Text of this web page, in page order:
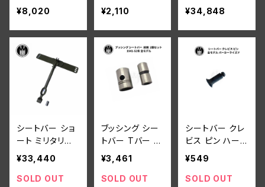
ー 1942-52年
軍用ショートTバ
ー用
¥8,020
ハーレー 1941-
52年 WLA WL
C
¥2,110
モデル ブラック
¥34,848
シートバー ショ
ート ミリタリー
用 ハーレーダビ
ッドソン WLA W
LC 全モデル対
¥33,440
SOLD OUT
ブッシング シー
トバー Tバー 前
側 2個セット ハ
ーレーダビッドソ
ン 1941-52年
¥3,461
SOLD OUT
シートバー クレ
ビス ピン ハーレ
ーダビッドソン
ーライズド
¥549
SOLD OUT